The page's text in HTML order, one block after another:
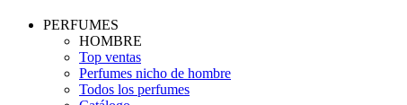
PERFUMES
HOMBRE
Top ventas
Perfumes nicho de hombre
Todos los perfumes